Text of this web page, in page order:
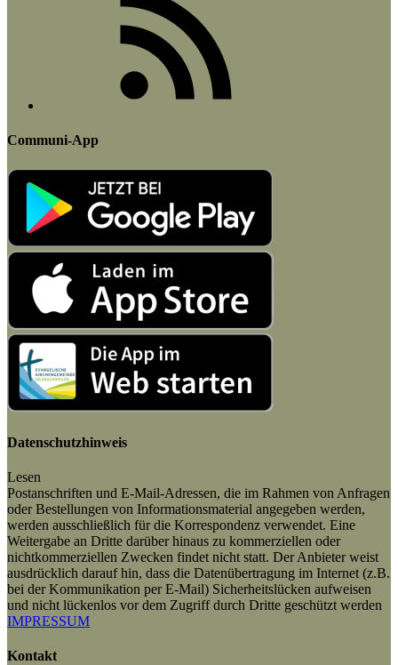
Communi-App
Datenschutzhinweis
Lesen
Postanschriften und E-Mail-Adressen, die im Rahmen von Anfragen
oder Bestellungen von Informationsmaterial angegeben werden,
werden ausschließlich für die Korrespondenz verwendet. Eine
Weitergabe an Dritte darüber hinaus zu kommerziellen oder
nichtkommerziellen Zwecken findet nicht statt. Der Anbieter weist
ausdrücklich darauf hin, dass die Datenübertragung im Internet (z.B.
bei der Kommunikation per E-Mail) Sicherheitslücken aufweisen
und nicht lückenlos vor dem Zugriff durch Dritte geschützt werden
IMPRESSUM
Kontakt